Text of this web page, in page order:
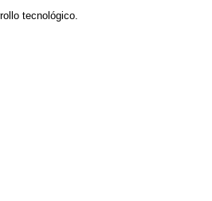
tecnológico.